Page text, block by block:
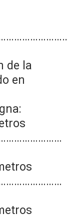
de la
en